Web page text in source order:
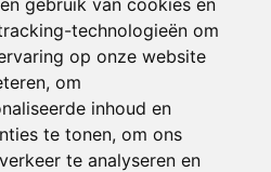
gebruik van cookies en
technologieën om
op onze website
om
inhoud en
te tonen, om ons
te analyseren en
Alberti
eigen kind alleen